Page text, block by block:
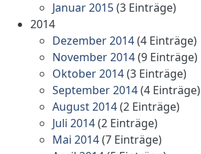
Januar 2015(3 Einträge)
2014
Dezember 2014(4 Einträge)
November 2014(9 Einträge)
Oktober 2014(3 Einträge)
September 2014(4 Einträge)
August 2014(2 Einträge)
Juli 2014(2 Einträge)
Mai 2014(7 Einträge)